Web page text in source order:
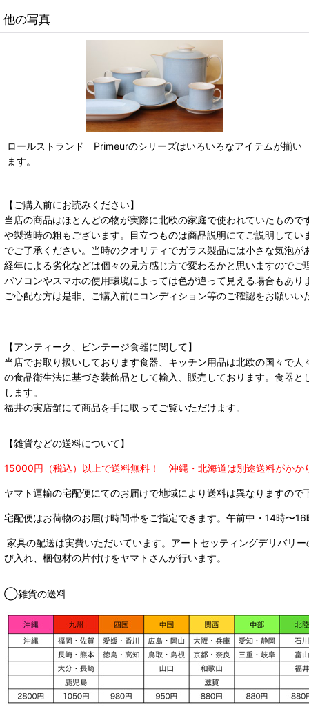
他の写真
ロールストランド Primeurのシリーズはいろいろなアイテムが揃い
ます。
【ご購入前にお読みください】
当店の商品はほとんどの物が実際に北欧の家庭で使われていたもの
や製造時の粗もございます。目立つものは商品説明にてご説明して
でご了承ください。当時のクオリティでガラス製品には小さな気泡が
経年による劣化などは個々の見方感じ方で変わるかと思いますのでご
パソコンやスマホの使用環境によっては色が違って見える場合もあ
ご心配な方は是非、ご購入前にコンディション等のご確認をお願い
【アンティーク、ビンテージ食器に関して】
当店でお取り扱いしております食器、キッチン用品は北欧の国々で
の食品衛生法に基づき装飾品として輸入、販売しております。食器
します。
福井の実店舗にて商品を手に取ってご覧いただけます。
【雑貨などの送料について】
15000円（税込）以上で送料無料！ 沖縄・北海道は別途送料がかか
ヤマト運輸の宅配便にてのお届けで地域により送料は異なりますので
宅配便はお荷物のお届け時間帯をご指定できます。 午前中・14時〜
家具の配送は実費いただいています。アートセッティングデリバリ
び入れ、梱包材の片付けをヤマトさんが行います。
◯雑貨の送料